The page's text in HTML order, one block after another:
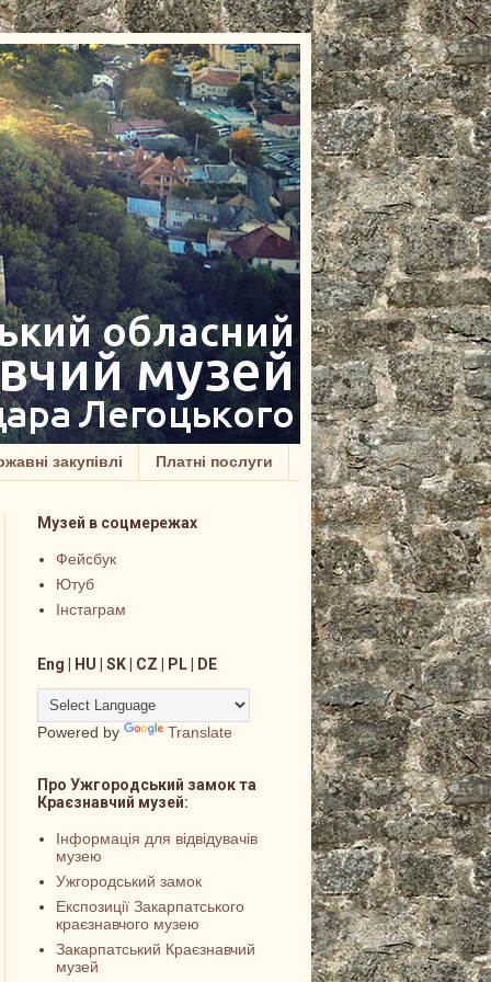
закупівлі Платні послуги
Музей в соцмережах
Фейсбук
Ютуб
Інстаграм
Eng | HU | SK | CZ | PL | DE
Powered by Translate
Про Ужгородський замок та
Краєзнавчий музей:
Інформація для відвідувачів
музею
Ужгородський замок
Експозиції Закарпатського
краєзнавчого музею
Закарпатський Краєзнавчий
музей